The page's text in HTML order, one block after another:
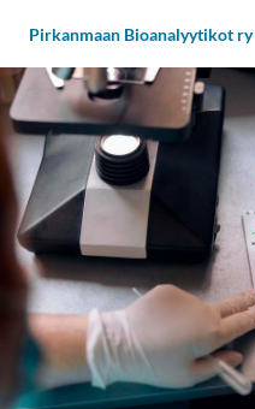
sivun
sisältöön
Pirkanmaan Bioanalyytikot ry